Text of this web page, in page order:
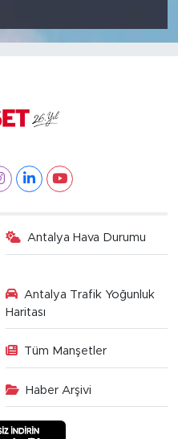
Antalya Hava Durumu
Antalya Trafik Yoğunluk
Haritası
Tüm Manşetler
Haber Arşivi